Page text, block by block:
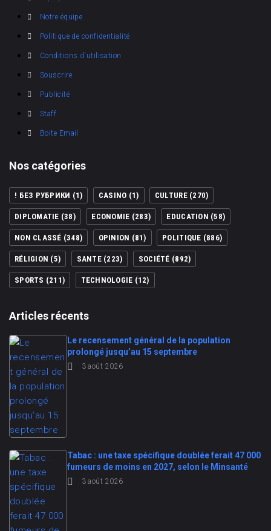
Notre équipe
Politique de confidentialité
Conditions d'utilisation
Souscrire
Publicité
Staff
Boite Email
Nos catégories
! БЕЗ РУБРИКИ (1) CASINO (1) CULTURE(270)
DIPLOMATIE (38) ECONOMIE (283) EDUCATION (58)
NON CLASSÉ (348) OPINION (81) POLITIQUE (886)
RÉLIGION (5) SANTE(223) SOCIÉTÉ (892)
SPORTS (211) TECHNOLOGIE (12)
Articles récents
Le recensement général de la population
prolongé jusqu’au 15 septembre
3 août 2026
Tabac : une taxe spécifique doublée ferait 47 000
fumeurs de moins en 2027, selon le Minsanté
3 août 2026